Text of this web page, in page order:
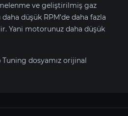
ve geliştirilmiş gaz
düşük RPM’de daha fazla
Yani motorunuz daha düşük
dosyamız orijinal